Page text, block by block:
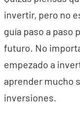
invertir, pero no
guía paso a paso
futuro. No
empezado a
aprender mucho
inversiones.